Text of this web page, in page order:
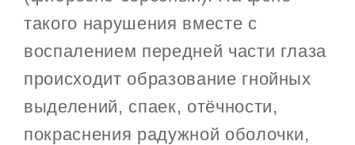
такого нарушения вместе с
воспалением передней части глаза
происходит образование гнойных
выделений, спаек, отёчности,
покраснения радужной оболочки,